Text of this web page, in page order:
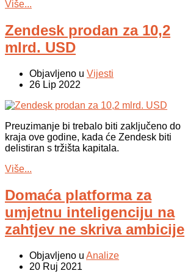
Više...
Zendesk prodan za 10,2
mlrd. USD
Objavljeno u Vijesti
26 Lip 2022
Preuzimanje bi trebalo biti zaključeno do
kraja ove godine, kada će Zendesk biti
delistiran s tržišta kapitala.
Više...
Domaća platforma za
umjetnu inteligenciju na
zahtjev ne skriva ambicije
Objavljeno u Analize
20 Ruj 2021